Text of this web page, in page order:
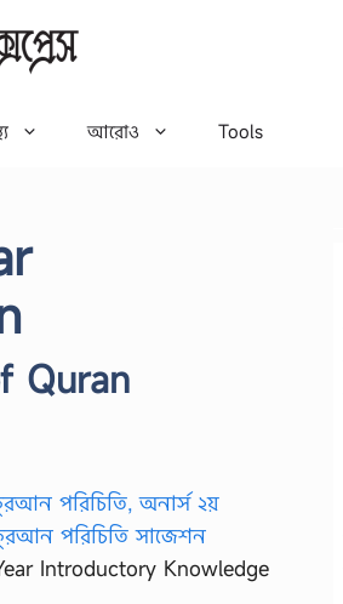
আরোও Tools
Quran
Introductory Knowledge